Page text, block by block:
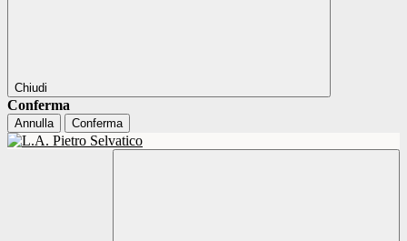
Chiudi
Conferma
Annulla Conferma